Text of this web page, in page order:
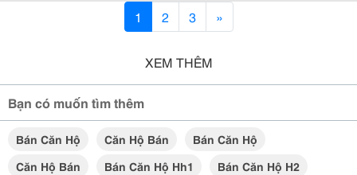
1 2 3 »
XEM THÊM
Bạn có muốn tìm thêm
Bán Căn Hộ Căn Hộ Bán
Bán Căn Hộ
Căn Hộ Bán
Bán Căn Hộ Hh1
Bán Căn Hộ H2